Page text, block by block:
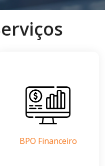
BPO Financeiro